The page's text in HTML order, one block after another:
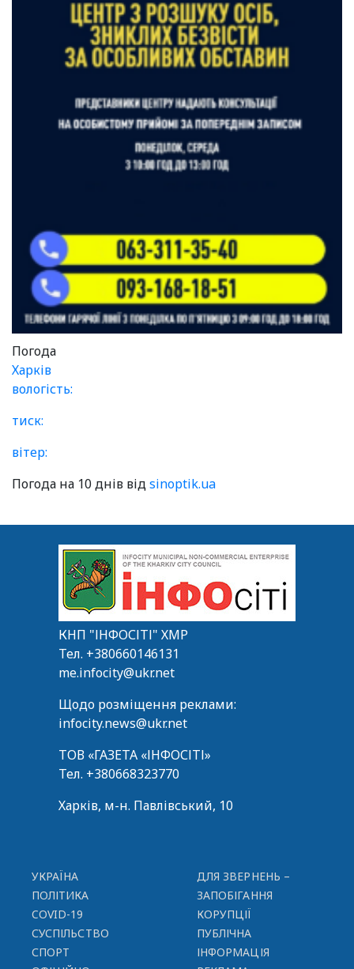
Погода
Харків
вологість:
тиск:
вітер:
Погода на 10 днів відsinoptik.ua
КНП "ІНФОСІТІ" ХМР
Тел. +380660146131
me.infocity@ukr.net
Щодо розміщення реклами:
infocity.news@ukr.net
ТОВ «ГАЗЕТА «ІНФОСІТІ»
Тел. +380668323770
Харків, м-н. Павлівський, 10
УКРАЇНА
ПОЛІТИКА
COVID-19
СУСПІЛЬСТВО
СПОРТ
ДЛЯ ЗВЕРНЕНЬ –
ЗАПОБІГАННЯ
КОРУПЦІЇ
ПУБЛІЧНА
ІНФОРМАЦІЯ